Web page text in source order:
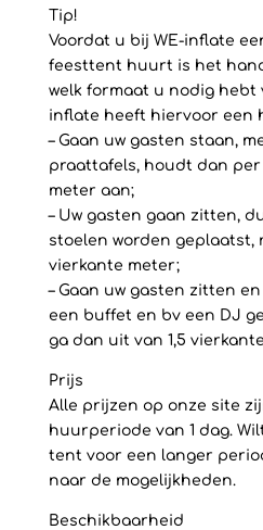
Tip!
Voordat u bij WE-inflate
feesttent huurt is het
welk formaat u nodig hebt
inflate heeft hiervoor een
– Gaan uw gasten staan,
praattafels, houdt dan per
meter aan;
– Uw gasten gaan zitten,
stoelen worden geplaatst,
vierkante meter;
– Gaan uw gasten zitten
een buffet en bv een DJ
ga dan uit van 1,5
Prijs
Alle prijzen op onze site
huurperiode van 1 dag.
tent voor een langer
naar de mogelijkheden.
Beschikbaarheid